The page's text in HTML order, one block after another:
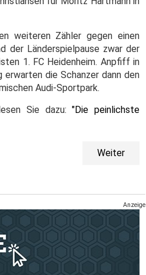
weiteren Zähler gegen einen
der Länderspielpause zwar der
1. FC Heidenheim. Anpfiff in
die Schanzer dann den
Audi-Sportpark.
Sie dazu:"Die peinlichste
Weiter
Anzeige